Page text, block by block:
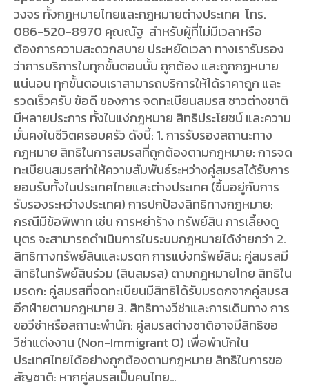
วงจร ทั้งกฎหมายไทยและกฎหมายต่างประเทศ โทร.
086-520-8970 คุณณัฐ สำหรับผู้ที่ไม่มีเวลาหรือ
ต้องการความสะดวกสบาย ประหยัดเวลา ทางเรารับรอง
ว่าการบริการในทุกขั้นตอนนั้น ถูกต้อง และถูกกฏหมาย
แน่นอน ทุกขั้นตอนเราสามารถบริการให้ได้ราคาถูก และ
รวดเร็วครับ ข้อดี ของการ จดทะเบียนสมรส ชาวต่างชาติ
มีหลายประการ ทั้งในแง่กฎหมาย สิทธิประโยชน์ และความ
มั่นคงในชีวิตครอบครัว ดังนี้: 1. การรับรองสถานะทาง
กฎหมาย สิทธิในการสมรสที่ถูกต้องตามกฎหมาย: การจด
ทะเบียนสมรสทำให้ความสัมพันธ์ระหว่างคู่สมรสได้รับการ
ยอมรับทั้งในประเทศไทยและต่างประเทศ (ขึ้นอยู่กับการ
รับรองระหว่างประเทศ) การปกป้องสิทธิทางกฎหมาย:
กรณีมีข้อพิพาท เช่น การหย่าร้าง ทรัพย์สิน การเลี้ยงดู
บุตร จะสามารถดำเนินการในระบบกฎหมายได้ง่ายกว่า 2.
สิทธิทางทรัพย์สินและมรดก การแบ่งทรัพย์สิน: คู่สมรสมี
สิทธิในทรัพย์สินร่วม (สินสมรส) ตามกฎหมายไทย สิทธิใน
มรดก: คู่สมรสที่จดทะเบียนมีสิทธิได้รับมรดกจากคู่สมรส
อีกฝ่ายตามกฎหมาย 3. สิทธิทางวีซ่าและการเดินทาง การ
ขอวีซ่าหรือสถานะพำนัก: คู่สมรสต่างชาติอาจมีสิทธิขอ
วีซ่าแต่งงาน (Non-Immigrant O) เพื่อพำนักใน
ประเทศไทยได้อย่างถูกต้องตามกฎหมาย สิทธิในการขอ
สัญชาติ: หากคู่สมรสเป็นคนไทย…